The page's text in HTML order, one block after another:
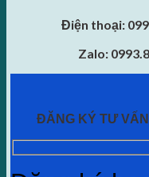
Điện thoại:
Zalo:
ĐĂNG KÝ TƯ